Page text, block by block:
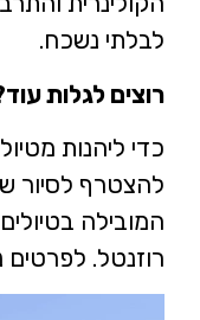
לבלתי נשכח.
רוצים לגלות
כדי ליהנות
להצטרף לסיור
המובילה
רוזנטל. לפרטים